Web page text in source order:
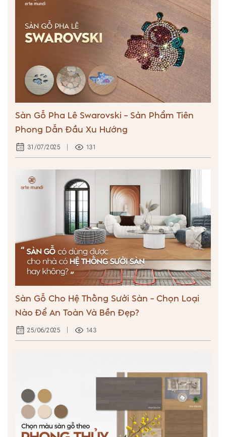
Sàn Gỗ Pha Lê Swarovski – Sản Phẩm Tiên
Phong Dẫn Đầu Xu Hướng
31/07/2025 131
Sàn Gỗ Cho Hệ Thống Sưởi Sàn – Chọn Loại
Nào Để An Toàn Và Bền Đẹp?
25/06/2025 143